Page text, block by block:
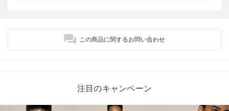
この商品に関するお問い合わせ
注目のキャンペーン